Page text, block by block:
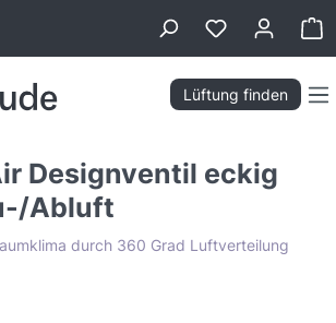
Lüftung finden
Designventil eckig
Abluft
durch 360 Grad Luftverteilung